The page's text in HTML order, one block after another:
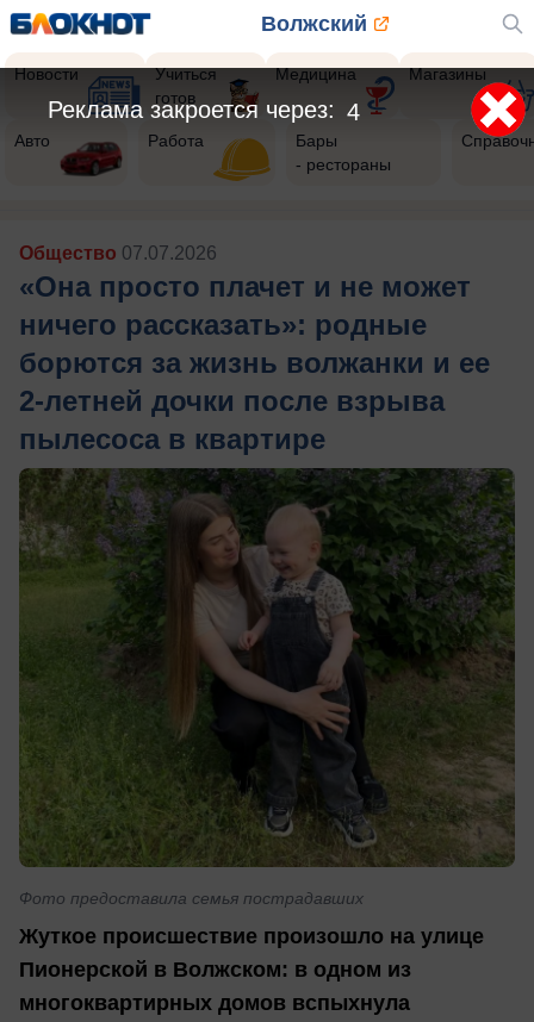
Волжский
Новости
Учиться
готов
Медицина Магазины
Авто Работа
Бары
- рестораны
Общество 07.07.2026
«Она просто плачет и не может
ничего рассказать»: родные
борются за жизнь волжанки и ее
2-летней дочки после взрыва
пылесоса в квартире
Фото предоставила семья пострадавших
Жуткое происшествие произошло на улице
Пионерской в Волжском: в одном из
многоквартирных домов вспыхнула
2
Реклама закроется через: